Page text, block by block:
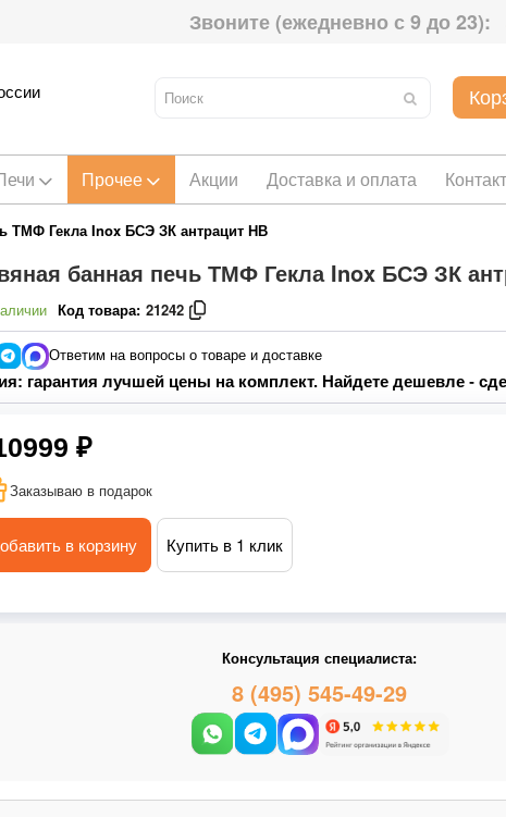
Звоните (ежедневно с 9 до 23):
Прочее Акции Доставка и оплата
ТМФ Гекла Inox БСЭ ЗК антрацит НВ
банная печь ТМФ Гекла Inox БСЭ ЗК
Код товара: 21242
Ответим на вопросы о товаре и доставке
гарантия лучшей цены на комплект. Найдете дешевле -
₽
Заказываю в подарок
в корзину Купить в 1 клик
Консультация специалиста:
8 (495) 545-49-29